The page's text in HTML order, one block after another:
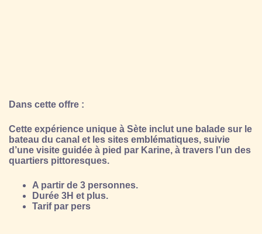
Dans cette offre :
Cette expérience unique à Sète inclut une balade sur le
bateau du canal et les sites emblématiques, suivie
d’une visite guidée à pied par Karine, à travers l’un des
quartiers pittoresques.
A partir de 3 personnes.
Durée 3H et plus.
Tarif par pers